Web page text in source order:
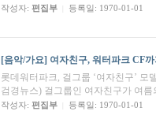
작성자: 편집부 등록일: 1970-01-01
[음악/가요] 여자친구, 워터파크 CF
롯데워터파크, 걸그룹 ‘여자친구’
검경뉴스) 걸그룹인 여자친구가 여
작성자: 편집부 등록일: 1970-01-01